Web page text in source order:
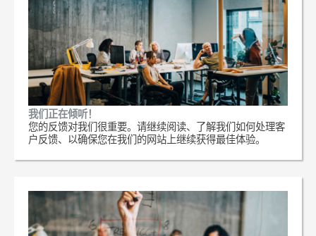
我们正在倾听！
您的反馈对我们很重要。请继续阅读、了解我们如何处理客
户反馈、以确保您在我们的网站上继续获得最佳体验。